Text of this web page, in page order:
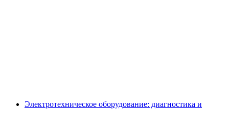
Электротехническое оборудование: диагностика и